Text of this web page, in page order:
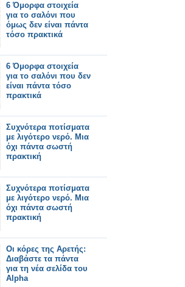
6 Όμορφα στοιχεία
για το σαλόνι που
όμως δεν είναι πάντα
τόσο πρακτικά
6 Όμορφα στοιχεία
για το σαλόνι που δεν
είναι πάντα τόσο
πρακτικά
Συχνότερα ποτίσματα
με λιγότερο νερό. Μια
όχι πάντα σωστή
πρακτική
Συχνότερα ποτίσματα
με λιγότερο νερό. Μια
όχι πάντα σωστή
πρακτική
Οι κόρες της Αρετής:
Διαβάστε τα πάντα
για τη νέα σελίδα του
Alpha